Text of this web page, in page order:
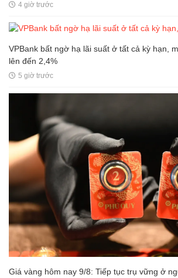
4 giờ trước
VPBank bất ngờ hạ lãi suất ở tất cả kỳ hạn,
lên đến 2,4%
5 giờ trước
Giá vàng hôm nay 9/8: Tiếp tục trụ vững ở